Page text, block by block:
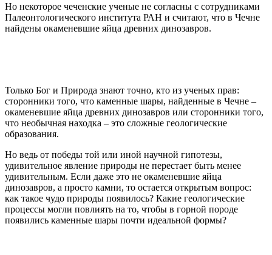
Но некоторое чеченские ученые не согласны с сотрудниками
Палеонтологического института РАН и считают, что в Чечне
найдены окаменевшие яйца древних динозавров.
Только Бог и Природа знают точно, кто из ученых прав:
сторонники того, что каменные шары, найденные в Чечне –
окаменевшие яйца древних динозавров или сторонники того,
что необычная находка – это сложные геологические
образования.
Но ведь от победы той или иной научной гипотезы,
удивительное явление природы не перестает быть менее
удивительным. Если даже это не окаменевшие яйца
динозавров, а просто камни, то остается открытым вопрос:
как такое чудо природы появилось? Какие геологические
процессы могли повлиять на то, чтобы в горной породе
появились каменные шары почти идеальной формы?